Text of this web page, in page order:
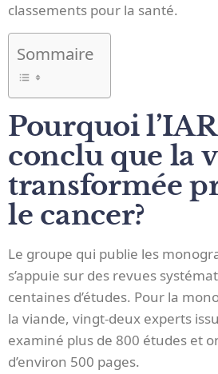
classements pour la santé.
Sommaire
Pourquoi
conclu que la
transformée
le cancer?
Le groupe qui publie les
s’appuie sur des revues
centaines d’études. Pour la
la viande, vingt-deux experts
examiné plus de 800 études et
d’environ 500 pages.